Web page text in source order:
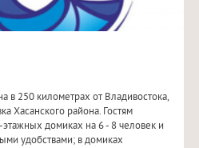
в 250 километрах от Владивостока,
Хасанского района. Гостям
домиках на 6 - 8 человек и
удобствами; в домиках